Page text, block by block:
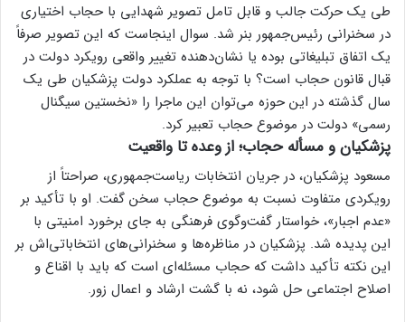
طی یک حرکت جالب و قابل تامل تصویر شهدایی با حجاب اختیاری
در سخنرانی رئیس‌جمهور بنر شد. سوال اینجاست که این تصویر صرفاً
یک اتفاق تبلیغاتی بوده یا نشان‌دهنده تغییر واقعی رویکرد دولت در
قبال قانون حجاب است؟ با توجه به عملکرد دولت پزشکیان طی یک
سال گذشته در این حوزه می‌توان این ماجرا را «نخستین سیگنال
رسمی» دولت در موضوع حجاب تعبیر کرد.
پزشکیان و مسأله حجاب؛ از وعده تا واقعیت
مسعود پزشکیان، در جریان انتخابات ریاست‌جمهوری، صراحتاً از
رویکردی متفاوت نسبت به موضوع حجاب سخن گفت. او با تأکید بر
«عدم اجبار»، خواستار گفت‌وگوی فرهنگی به جای برخورد امنیتی با
این پدیده شد. پزشکیان در مناظره‌ها و سخنرانی‌های انتخاباتی‌اش بر
این نکته تأکید داشت که حجاب مسئله‌ای است که باید با اقناع و
اصلاح اجتماعی حل شود، نه با گشت ارشاد و اعمال زور.